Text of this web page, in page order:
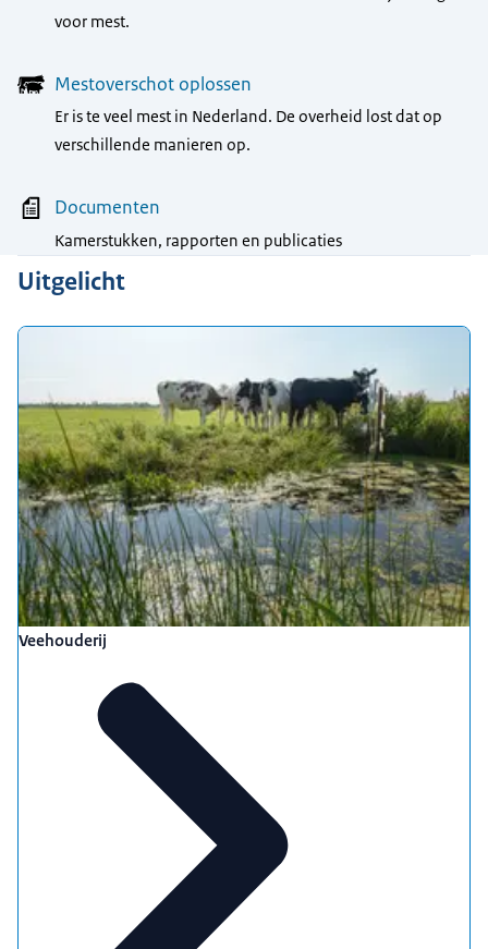
voor mest.
Mestoverschot oplossen
Er is te veel mest in Nederland. De overheid lost dat op
verschillende manieren op.
Documenten
Kamerstukken, rapporten en publicaties
Uitgelicht
Veehouderij